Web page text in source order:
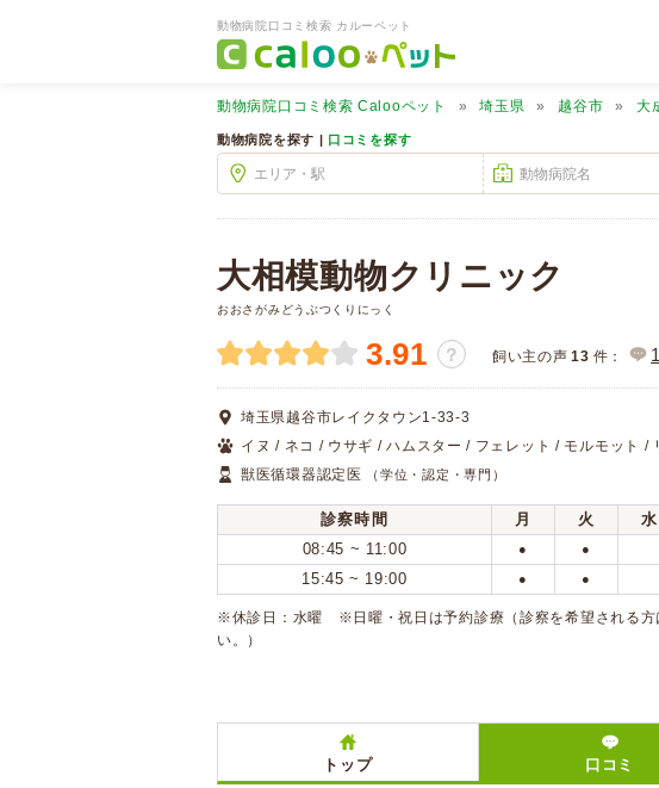
動物病院口コミ検索 カルーペット
動物病院口コミ検索 Calooペット 埼玉県 越谷市 大
動物病院を探す | 口コミを探す
大相模動物クリニック
おおさがみどうぶつくりにっく
3.91 ？ 飼い主の声 13 件：
埼玉県越谷市レイクタウン1-33-3
イヌ / ネコ / ウサギ / ハムスター / フェレット / モルモット /
獣医循環器認定医
（学位・認定・専門）
診察時間 月 火 水
08:45 ~ 11:00
● ●
15:45 ~ 19:00 ● ●
※休診日：水曜 ※日曜・祝日は予約診療（診察を希望される方
い。）
トップ 口コミ